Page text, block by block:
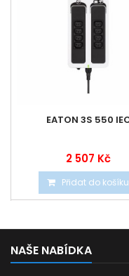
EATON 3S 550
2 507 Kč
Přidat do košíku
NAŠE NABÍDKA